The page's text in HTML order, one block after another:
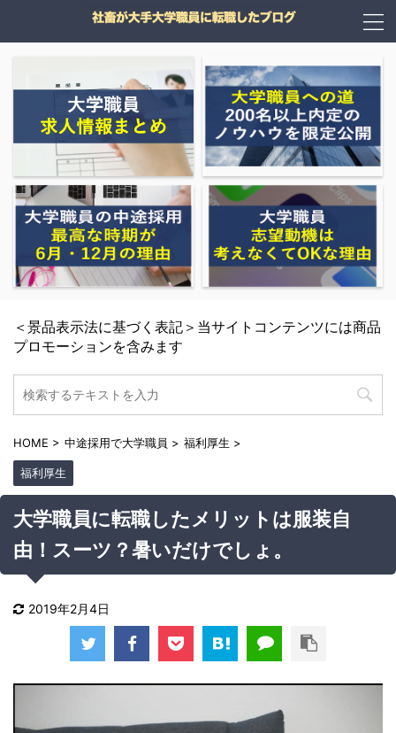
＜景品表示法に基づく表記＞当サイトコンテンツには商品
プロモーションを含みます
HOME > 中途採用で大学職員 > 福利厚生 >
福利厚生
大学職員に転職したメリットは服装自
由！スーツ？暑いだけでしょ。
2019年2月4日